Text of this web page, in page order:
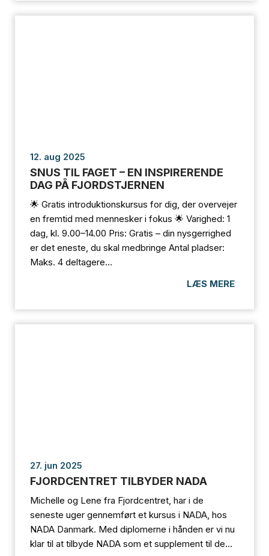
12. aug 2025
SNUS TIL FAGET – EN INSPIRERENDE
DAG PÅ FJORDSTJERNEN
🌟 Gratis introduktionskursus for dig, der overvejer
en fremtid med mennesker i fokus 🌟 Varighed: 1
dag, kl. 9.00–14.00 Pris: Gratis – din nysgerrighed
er det eneste, du skal medbringe Antal pladser:
Maks. 4 deltagere...
LÆS MERE
27. jun 2025
FJORDCENTRET TILBYDER NADA
Michelle og Lene fra Fjordcentret, har i de
seneste uger gennemført et kursus i NADA, hos
NADA Danmark. Med diplomerne i hånden er vi nu
klar til at tilbyde NADA som et supplement til de...